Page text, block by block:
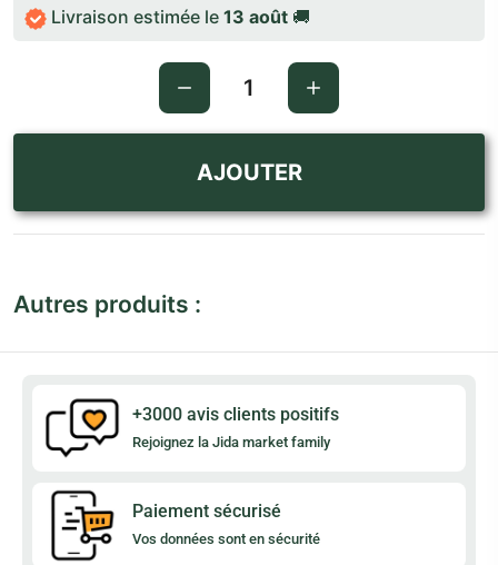
Livraison estimée le 13 août 🚚
AJOUTER
Autres produits :
+3000 avis clients positifs
Rejoignez la Jida market family
Paiement sécurisé
Vos données sont en sécurité